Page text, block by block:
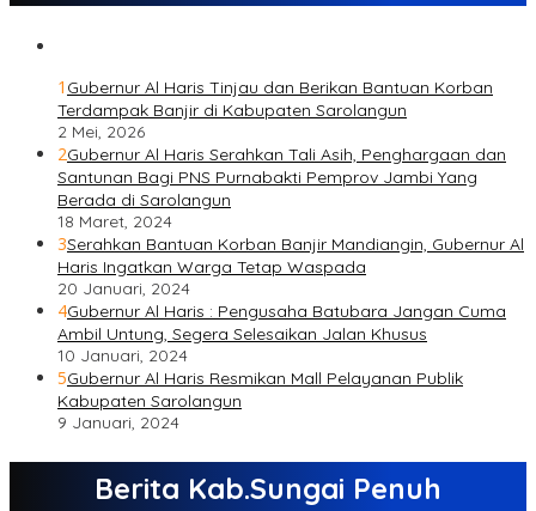
1 Gubernur Al Haris Tinjau dan Berikan Bantuan Korban
Terdampak Banjir di Kabupaten Sarolangun
2 Mei, 2026
2Gubernur Al Haris Serahkan Tali Asih, Penghargaan dan
Santunan Bagi PNS Purnabakti Pemprov Jambi Yang
Berada di Sarolangun
18 Maret, 2024
3Serahkan Bantuan Korban Banjir Mandiangin, Gubernur Al
Haris Ingatkan Warga Tetap Waspada
20 Januari, 2024
4Gubernur Al Haris : Pengusaha Batubara Jangan Cuma
Ambil Untung, Segera Selesaikan Jalan Khusus
10 Januari, 2024
5Gubernur Al Haris Resmikan Mall Pelayanan Publik
Kabupaten Sarolangun
9 Januari, 2024
Berita Kab.Sungai Penuh